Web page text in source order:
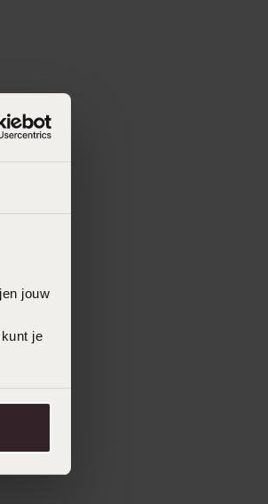
jouw
je